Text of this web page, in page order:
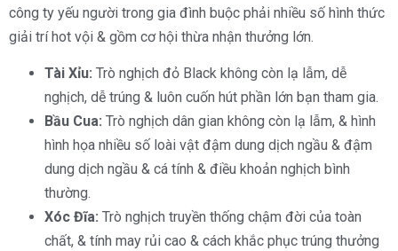
công ty yếu người trong gia đình buộc phải nhiều số hình thức
giải trí hot vội & gồm cơ hội thừa nhận thưởng lớn.
Tài Xỉu: Trò nghịch đỏ Black không còn lạ lẫm, dễ
nghịch, dễ trúng & luôn cuốn hút phần lớn bạn tham gia.
Bầu Cua: Trò nghịch dân gian không còn lạ lẫm, & hình
hình họa nhiều số loài vật đậm dung dịch ngầu & đậm
dung dịch ngầu & cá tính & điều khoản nghịch bình
thường.
Xóc Đĩa: Trò nghịch truyền thống chậm đời của toàn
chất, & tính may rủi cao & cách khắc phục trúng thưởng